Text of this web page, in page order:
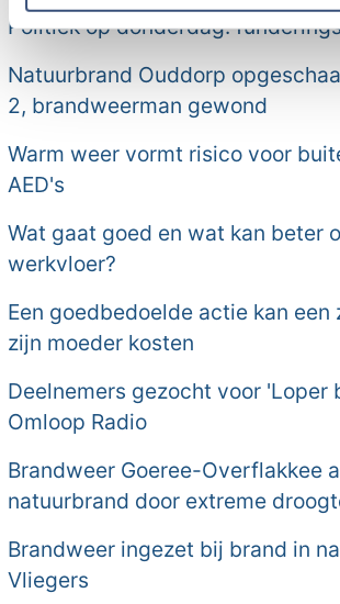
Politiek op donderdag:
Natuurbrand Ouddorp
2, brandweerman gewond
Warm weer vormt risico voor
AED's
Wat gaat goed en wat kan beter
werkvloer?
Een goedbedoelde actie kan een
zijn moeder kosten
Deelnemers gezocht voor 'Loper
Omloop Radio
Brandweer Goeree-Overflakkee
natuurbrand door extreme
Brandweer ingezet bij brand in
Vliegers